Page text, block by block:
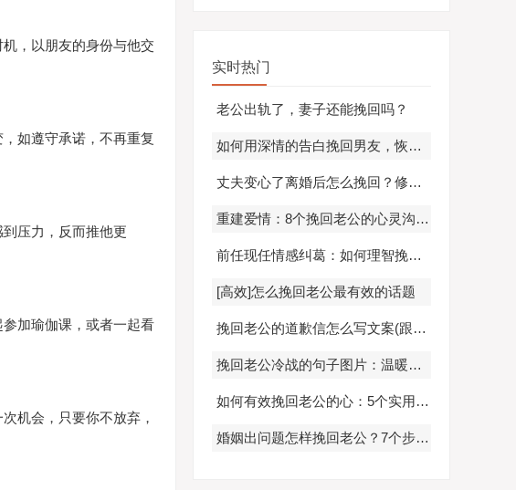
，以朋友的身份与他交
如遵守承诺，不再重复
压力，反而推他更
加瑜伽课，或者一起看
机会，只要你不放弃，
实时热门
老公出轨了，妻子还能挽回吗？
如何用深情的告白挽回男友，恢复幸福感
丈夫变心了离婚后怎么挽回？修复婚姻的关键步骤和建议
重建爱情：8个挽回老公的心灵沟通策略
前任现任情感纠葛：如何理智挽回失去的爱情？
[高效]怎么挽回老公最有效的话题
挽回老公的道歉信怎么写文案(跟老公吵架冷战了怎么处理方法)
挽回老公冷战的句子图片：温暖话语与视觉元素重建情感连接
如何有效挽回老公的心：5个实用策略修复婚姻危机
婚姻出问题怎样挽回老公？7个步骤重建幸福婚姻关系